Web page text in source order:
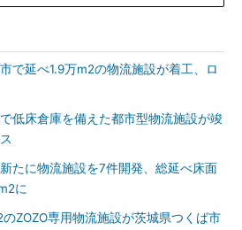
で延べ1.9万m2の物流施設が着工、ロ
低床倉庫を備えた都市型物流施設が竣
たに物流施設を7件開発、総延べ床面
に
ZOZO専用物流施設が茨城県つくば市